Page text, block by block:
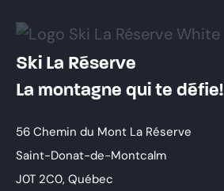
Ski La Réserve
La montagne qui te défie!
56 Chemin du Mont La Réserve
Saint-Donat-de-Montcalm
J0T 2C0, Québec